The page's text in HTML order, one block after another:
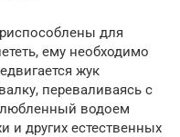
для
ему необходимо
жук
переваливаясь с
водоем
и других естественных